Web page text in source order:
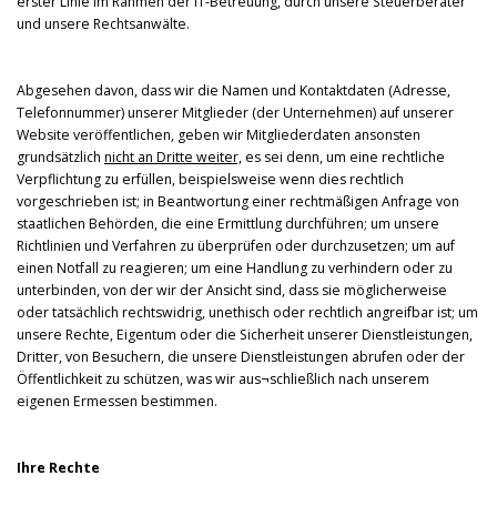
und unsere Rechtsanwälte.
Abgesehen davon, dass wir die Namen und Kontaktdaten (Adresse,
Telefonnummer) unserer Mitglieder (der Unternehmen) auf unserer
Website veröffentlichen, geben wir Mitgliederdaten ansonsten
grundsätzlich nicht an Dritte weiter, es sei denn, um eine rechtliche
Verpflichtung zu erfüllen, beispielsweise wenn dies rechtlich
vorgeschrieben ist; in Beantwortung einer rechtmäßigen Anfrage von
staatlichen Behörden, die eine Ermittlung durchführen; um unsere
Richtlinien und Verfahren zu überprüfen oder durchzusetzen; um auf
einen Notfall zu reagieren; um eine Handlung zu verhindern oder zu
unterbinden, von der wir der Ansicht sind, dass sie möglicherweise
oder tatsächlich rechtswidrig, unethisch oder rechtlich angreifbar ist; um
unsere Rechte, Eigentum oder die Sicherheit unserer Dienstleistungen,
Dritter, von Besuchern, die unsere Dienstleistungen abrufen oder der
Öffentlichkeit zu schützen, was wir aus¬schließlich nach unserem
eigenen Ermessen bestimmen.
Ihre Rechte